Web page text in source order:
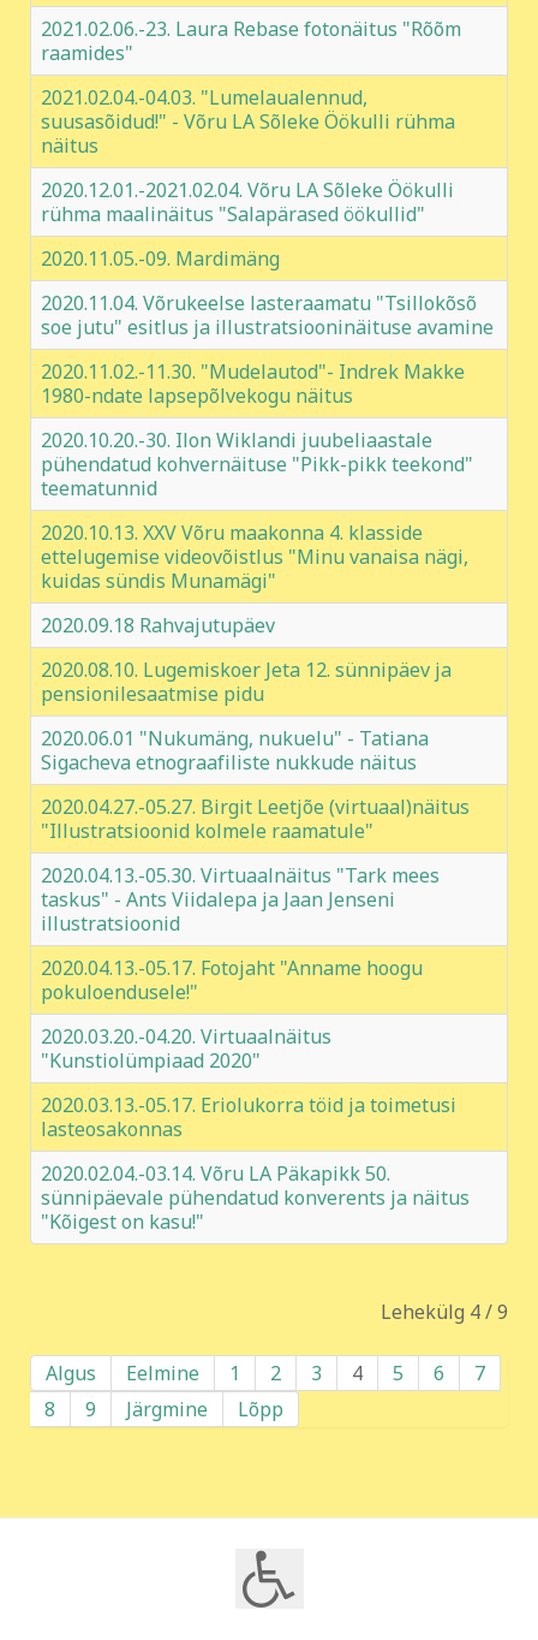
2021.02.06.-23. Laura Rebase fotonäitus "Rõõm
raamides"
2021.02.04.-04.03. "Lumelaualennud,
suusasõidud!" - Võru LA Sõleke Öökulli rühma
näitus
2020.12.01.-2021.02.04. Võru LA Sõleke Öökulli
rühma maalinäitus "Salapärased öökullid"
2020.11.05.-09. Mardimäng
2020.11.04. Võrukeelse lasteraamatu "Tsillokõsõ
soe jutu" esitlus ja illustratsiooninäituse avamine
2020.11.02.-11.30. "Mudelautod"- Indrek Makke
1980-ndate lapsepõlvekogu näitus
2020.10.20.-30. Ilon Wiklandi juubeliaastale
pühendatud kohvernäituse "Pikk-pikk teekond"
teematunnid
2020.10.13. XXV Võru maakonna 4. klasside
ettelugemise videovõistlus "Minu vanaisa nägi,
kuidas sündis Munamägi"
2020.09.18 Rahvajutupäev
2020.08.10. Lugemiskoer Jeta 12. sünnipäev ja
pensionilesaatmise pidu
2020.06.01 "Nukumäng, nukuelu" - Tatiana
Sigacheva etnograafiliste nukkude näitus
2020.04.27.-05.27. Birgit Leetjõe (virtuaal)näitus
"Illustratsioonid kolmele raamatule"
2020.04.13.-05.30. Virtuaalnäitus "Tark mees
taskus" - Ants Viidalepa ja Jaan Jenseni
illustratsioonid
2020.04.13.-05.17. Fotojaht "Anname hoogu
pokuloendusele!"
2020.03.20.-04.20. Virtuaalnäitus
"Kunstiolümpiaad 2020"
2020.03.13.-05.17. Eriolukorra töid ja toimetusi
lasteosakonnas
2020.02.04.-03.14. Võru LA Päkapikk 50.
sünnipäevale pühendatud konverents ja näitus
"Kõigest on kasu!"
Lehekülg 4 / 9
Algus Eelmine 1 2 3 4 5 6
7
8
9 Järgmine Lõpp